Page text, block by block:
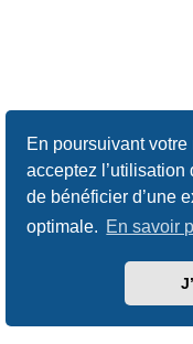
En poursuivant
acceptez
de bénéficier d’une
optimale. En savoir